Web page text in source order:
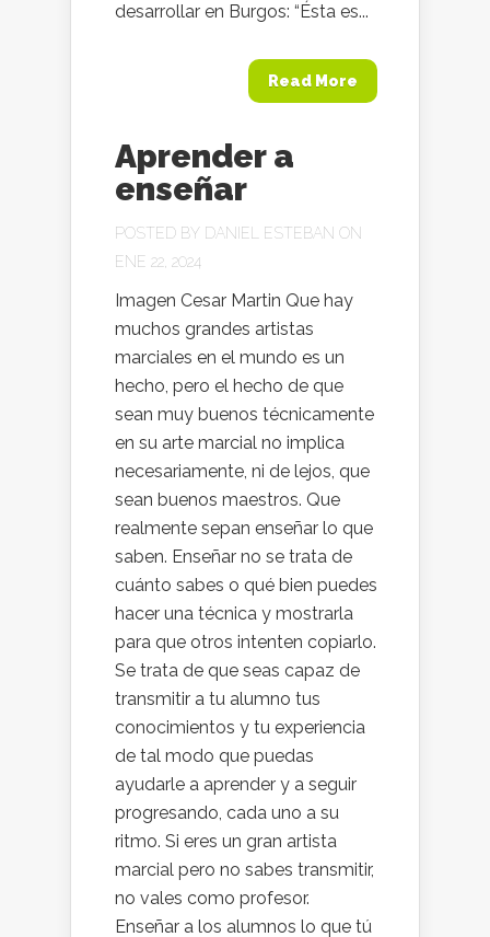
desarrollar en Burgos: “Ésta es...
Read More
Aprender a
enseñar
POSTED BY DANIEL ESTEBAN ON
ENE 22, 2024
Imagen Cesar Martin Que hay
muchos grandes artistas
marciales en el mundo es un
hecho, pero el hecho de que
sean muy buenos técnicamente
en su arte marcial no implica
necesariamente, ni de lejos, que
sean buenos maestros. Que
realmente sepan enseñar lo que
saben. Enseñar no se trata de
cuánto sabes o qué bien puedes
hacer una técnica y mostrarla
para que otros intenten copiarlo.
Se trata de que seas capaz de
transmitir a tu alumno tus
conocimientos y tu experiencia
de tal modo que puedas
ayudarle a aprender y a seguir
progresando, cada uno a su
ritmo. Si eres un gran artista
marcial pero no sabes transmitir,
no vales como profesor.
Enseñar a los alumnos lo que tú